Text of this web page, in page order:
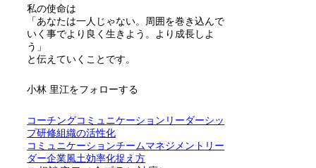
私の使命は
「あなたは一人じゃない。周囲を巻き込んで
いく事でより良く生きよう。より成長しよ
う」
と伝えていくことです。
小林 里江をフォローする
コーチングコミュニケーション リーダーシッ
プ研修組織の活性化
コミュニケーションチームマネジメント リー
ダー企業風土効率化捉え方